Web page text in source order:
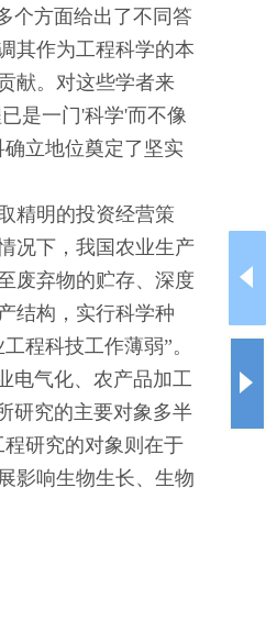
个方面给出了不同答
其作为工程科学的本
献。对这些学者来
是一门'科学'而不像
立地位奠定了坚实
精明的投资经营策
况下，我国农业生产
废弃物的贮存、深度
结构，实行科学种
程科技工作薄弱”。
电气化、农产品加工
研究的主要对象多半
研究的对象则在于
影响生物生长、生物